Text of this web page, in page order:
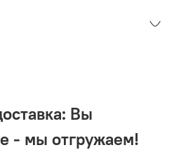
Вы
- мы отгружаем!